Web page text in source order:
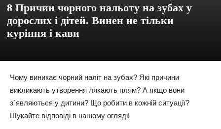
8 Причин чорного нальоту на зубах у
дорослих і дітей. Винен не тільки
куріння і кави
Чому виникає чорний наліт на зубах? Які причини
викликають утворення лякають плям? А якщо вони
з`являються у дитини? Що робити в кожній ситуації?
Шукайте відповіді в нашому огляді!